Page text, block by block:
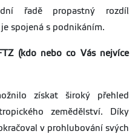
řadě propastný rozdíl
spojená s podnikáním.
(kdo nebo co Vás nejvíce
získat široký přehled
zemědělství. Díky
v prohlubování svých